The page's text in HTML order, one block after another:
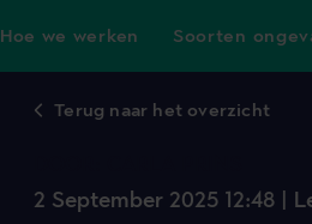
Hoe we werken Soorten
Terug naar het overzicht
2 September 2025 12:48 |